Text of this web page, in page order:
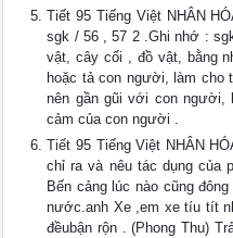
Tiết 95 Tiếng Việt NHÂN
sgk / 56 , 57 2 .Ghi nhớ :
vật, cây cối , đồ vật, bằng
hoặc tả con người, làm
nên gần gũi với con
cảm của con người .
Tiết 95 Tiếng Việt NHÂN
chỉ ra và nêu tác dụng của
Bến cảng lúc nào cũng
nước.anh Xe ,em xe tíu tít
đềubận rộn . (Phong Thu)